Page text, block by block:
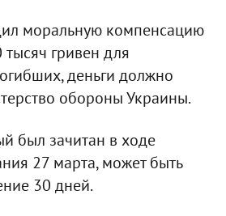
моральную компенсацию
гривен для
деньги должно
обороны Украины.
был зачитан в ходе
27 марта, может быть
30 дней.